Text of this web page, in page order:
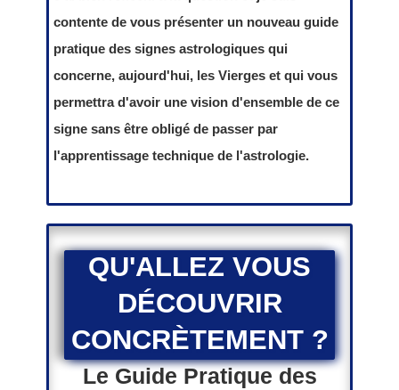
contente de vous présenter un nouveau guide
pratique des signes astrologiques qui
concerne, aujourd'hui, les Vierges et qui vous
permettra d'avoir une vision d'ensemble de ce
signe sans être obligé de passer par
l'apprentissage technique de l'astrologie.
QU'ALLEZ VOUS
DÉCOUVRIR
CONCRÈTEMENT ?
Le Guide Pratique des